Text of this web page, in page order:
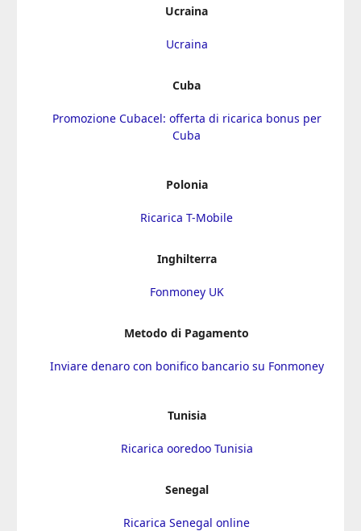
Ucraina
Ucraina
Cuba
Promozione Cubacel: offerta di ricarica bonus per
Cuba
Polonia
Ricarica T-Mobile
Inghilterra
Fonmoney UK
Metodo di Pagamento
Inviare denaro con bonifico bancario su Fonmoney
Tunisia
Ricarica ooredoo Tunisia
Senegal
Ricarica Senegal online